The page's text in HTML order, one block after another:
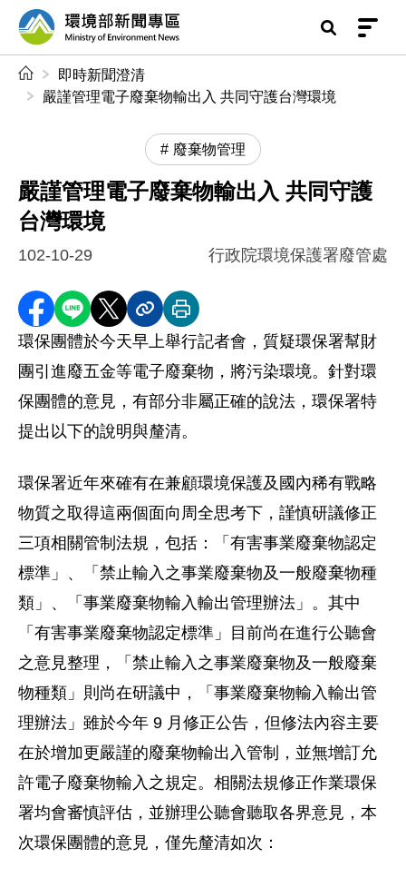
前往中央內容區塊
環境部新聞專區
即時新聞澄清
嚴謹管理電子廢棄物輸出入 共同守護台灣環境
廢棄物管理
嚴謹管理電子廢棄物輸出入 共同守護
台灣環境
102-10-29 行政院環境保護署廢管處
分享至 Facebook
分享到 LINE
分享到 X分享內容連結
列印本頁
環保團體於今天早上舉行記者會，質疑環保署幫財
團引進廢五金等電子廢棄物，將污染環境。針對環
保團體的意見，有部分非屬正確的說法，環保署特
提出以下的說明與釐清。
環保署近年來確有在兼顧環境保護及國內稀有戰略
物質之取得這兩個面向周全思考下，謹慎研議修正
三項相關管制法規，包括：「有害事業廢棄物認定
標準」、「禁止輸入之事業廢棄物及一般廢棄物種
類」、「事業廢棄物輸入輸出管理辦法」。其中
「有害事業廢棄物認定標準」目前尚在進行公聽會
之意見整理，「禁止輸入之事業廢棄物及一般廢棄
物種類」則尚在研議中，「事業廢棄物輸入輸出管
理辦法」雖於今年 9 月修正公告，但修法內容主要
在於增加更嚴謹的廢棄物輸出入管制，並無增訂允
許電子廢棄物輸入之規定。相關法規修正作業環保
署均會審慎評估，並辦理公聽會聽取各界意見，本
次環保團體的意見，僅先釐清如次：